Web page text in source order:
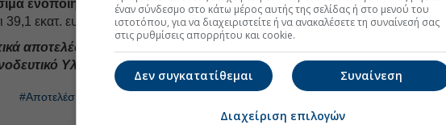
ενοποιημένα καθαρά κέρδηδιαμορφώθηκαν στα 47,7 εκατ.
39,1 εκατ. ευρώ το α’ τρίμηνο 2025, αυξημένα κατά 21,9%.
αποτελέσματα τριμήνου του ΑΔΜΗΕ, δημοσιεύονται στη δεξιά
Υλικό".
#Αποτελέσματα εισηγμένων
έναν σύνδεσμο στο κάτω μέρος αυτής της σελίδας ή στο μενού του
ιστοτόπου, για να διαχειριστείτε ή να ανακαλέσετε τη συναίνεσή σας
στις ρυθμίσεις απορρήτου και cookie.
Συναίνεση
Δεν συγκατατίθεμαι
Διαχείριση επιλογών